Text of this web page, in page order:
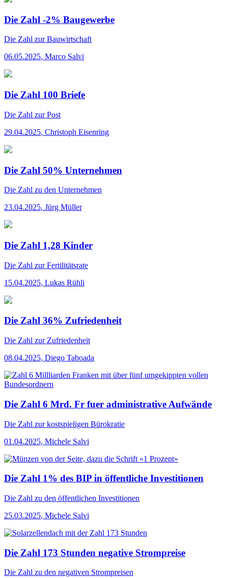
Die Zahl -2% Baugewerbe
Die Zahl zur Bauwirtschaft
06.05.2025, Marco Salvi
Die Zahl 100 Briefe
Die Zahl zur Post
29.04.2025, Christoph Eisenring
Die Zahl 50% Unternehmen
Die Zahl zu den Unternehmen
23.04.2025, Jürg Müller
Die Zahl 1,28 Kinder
Die Zahl zur Fertilitätsrate
15.04.2025, Lukas Rühli
Die Zahl 36% Zufriedenheit
Die Zahl zur Zufriedenheit
08.04.2025, Diego Taboada
Die Zahl 6 Mrd. Fr fuer administrative Aufwände
Die Zahl zur kostspieligen Bürokratie
01.04.2025, Michele Salvi
Die Zahl 1% des BIP in öffentliche Investitionen
Die Zahl zu den öffentlichen Investitionen
25.03.2025, Michele Salvi
Die Zahl 173 Stunden negative Strompreise
Die Zahl zu den negativen Strompreisen